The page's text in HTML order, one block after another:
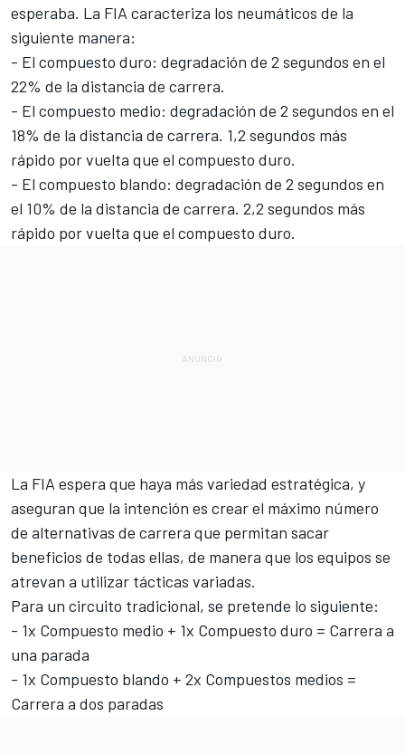
esperaba. La FIA caracteriza los neumáticos de la
siguiente manera:
- El compuesto duro: degradación de 2 segundos en el
22% de la distancia de carrera.
- El compuesto medio: degradación de 2 segundos en el
18% de la distancia de carrera. 1,2 segundos más
rápido por vuelta que el compuesto duro.
- El compuesto blando: degradación de 2 segundos en
el 10% de la distancia de carrera. 2,2 segundos más
rápido por vuelta que el compuesto duro.
La FIA espera que haya más variedad estratégica, y
aseguran que la intención es crear el máximo número
de alternativas de carrera que permitan sacar
beneficios de todas ellas, de manera que los equipos se
atrevan a utilizar tácticas variadas.
Para un circuito tradicional, se pretende lo siguiente:
- 1x Compuesto medio + 1x Compuesto duro = Carrera a
una parada
- 1x Compuesto blando + 2x Compuestos medios =
Carrera a dos paradas